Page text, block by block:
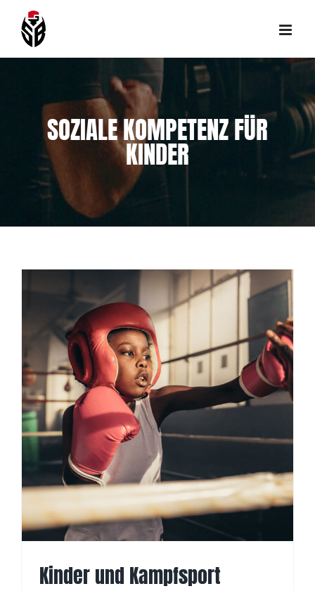
content
SOZIALE KOMPETENZ FÜR
KINDER
Kinder und Kampfsport